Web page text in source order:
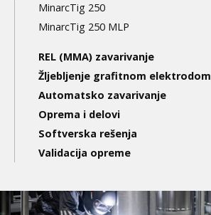
MinarcTig 250
MinarcTig 250 MLP
REL (MMA) zavarivanje
Žljebljenje grafitnom elektrodom
Automatsko zavarivanje
Oprema i delovi
Softverska rešenja
Validacija opreme